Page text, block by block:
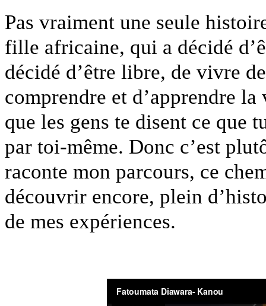
Pas vraiment une seule
fille africaine, qui a décidé
décidé d’être libre, de vivre
comprendre et d’apprendre
que les gens te disent ce que
par toi-même. Donc c’est
raconte mon parcours, ce
découvrir encore, plein
de mes expériences.